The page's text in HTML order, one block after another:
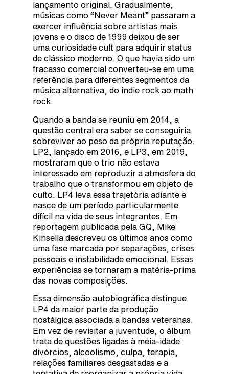
lançamento original. Gradualmente,
músicas como “Never Meant” passaram a
exercer influência sobre artistas mais
jovens e o disco de 1999 deixou de ser
uma curiosidade cult para adquirir status
de clássico moderno. O que havia sido um
fracasso comercial converteu-se em uma
referência para diferentes segmentos da
música alternativa, do indie rock ao math
rock.
Quando a banda se reuniu em 2014, a
questão central era saber se conseguiria
sobreviver ao peso da própria reputação.
LP2, lançado em 2016, e LP3, em 2019,
mostraram que o trio não estava
interessado em reproduzir a atmosfera do
trabalho que o transformou em objeto de
culto. LP4 leva essa trajetória adiante e
nasce de um período particularmente
difícil na vida de seus integrantes. Em
reportagem publicada pela GQ, Mike
Kinsella descreveu os últimos anos como
uma fase marcada por separações, crises
pessoais e instabilidade emocional. Essas
experiências se tornaram a matéria-prima
das novas composições.
Essa dimensão autobiográfica distingue
LP4 da maior parte da produção
nostálgica associada a bandas veteranas.
Em vez de revisitar a juventude, o álbum
trata de questões ligadas à meia-idade:
divórcios, alcoolismo, culpa, terapia,
relações familiares desgastadas e a